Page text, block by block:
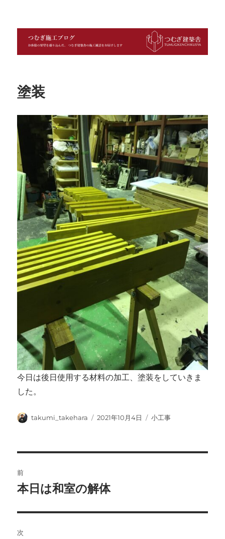
つむぎ施工ブログ
塗装
今日は後日使用する材料の加工、塗装をしていきま
した。
投
takumi_takehara
投
2021年10月4日
カ
小工事
稿
ビ
前
前
投
稿:
本日は和室の解体
次